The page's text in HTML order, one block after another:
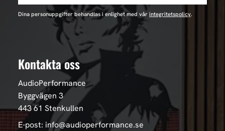
Dina personuppgifter behandlas i enlighet med vår integritetspolicy.
Kontakta oss
AudioPerformance
Byggvägen 3
443 61 Stenkullen
E-post: info@audioperformance.se